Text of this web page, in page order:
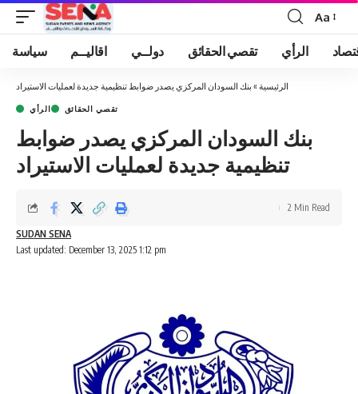
Font
Resizer
Aa
سياسة اقاليــم دولــي تقصي الحقائق الرأي
الرئيسية » بنك السودان المركزي يصدر ضوابط تنظيمية جديدة لعمليات الاستيراد
الرأي تقصي الحقائق
بنك السودان المركزي يصدر ضوابط
تنظيمية جديدة لعمليات الاستيراد
Last updated: December 13, 2025 1:12 pm
SUDAN SENA
2 Min Read